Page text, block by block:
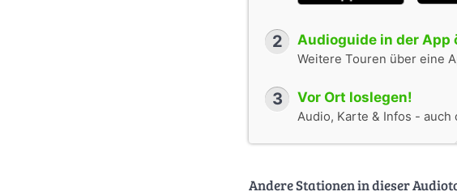
2 Audioguide in der App
Weitere Touren über eine
3 Vor Ort loslegen!
Audio, Karte & Infos - auch
Andere Stationen in dieser